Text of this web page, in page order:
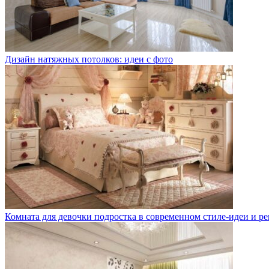
Дизайн натяжных потолков: идеи с фото
Комната для девочки подростка в современном стиле-идеи и